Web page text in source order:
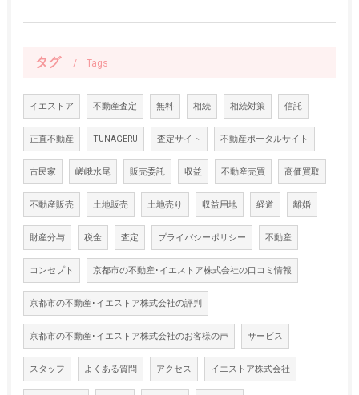
タグ Tags
イエストア 不動産査定 無料 相続 相続対策 信託
正直不動産 TUNAGERU 査定サイト 不動産ポータルサイト
古民家 嵯峨水尾 販売委託 収益 不動産売買 高価買取
不動産販売 土地販売 土地売り 収益用地 経道 離婚
財産分与 税金 査定 プライバシーポリシー 不動産
コンセプト 京都市の不動産･イエストア株式会社の口コミ情報
京都市の不動産･イエストア株式会社の評判
京都市の不動産･イエストア株式会社のお客様の声 サービス
スタッフ よくある質問 アクセス イエストア株式会社